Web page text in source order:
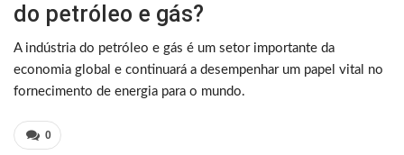
do petróleo e gás?
A indústria do petróleo e gás é um setor importante da
economia global e continuará a desempenhar um papel vital no
fornecimento de energia para o mundo.
0